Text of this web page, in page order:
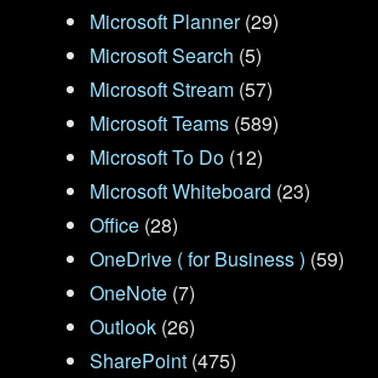
Microsoft Planner(29)
Microsoft Search (5)
Microsoft Stream (57)
Microsoft Teams (589)
Microsoft To Do (12)
Microsoft Whiteboard (23)
Office (28)
OneDrive ( for Business ) (59)
OneNote (7)
Outlook (26)
SharePoint (475)